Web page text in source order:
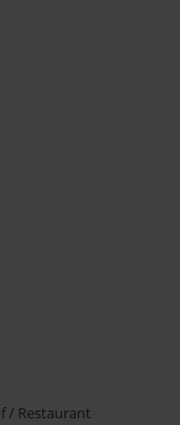
/ Restaurant